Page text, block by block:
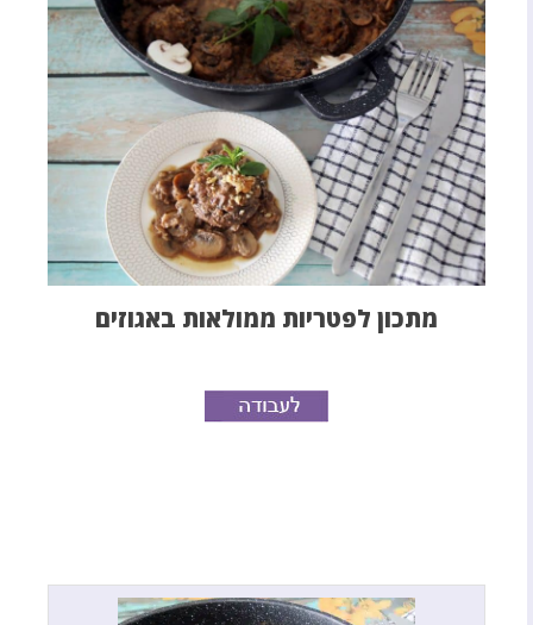
מתכון לפטריות ממולאות באגוזים